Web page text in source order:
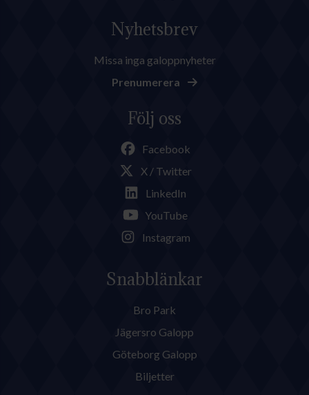
Nyhetsbrev
Missa inga galoppnyheter
Prenumerera
Följ oss
Facebook
X / Twitter
LinkedIn
YouTube
Instagram
Snabblänkar
Bro Park
Jägersro Galopp
Göteborg Galopp
Biljetter